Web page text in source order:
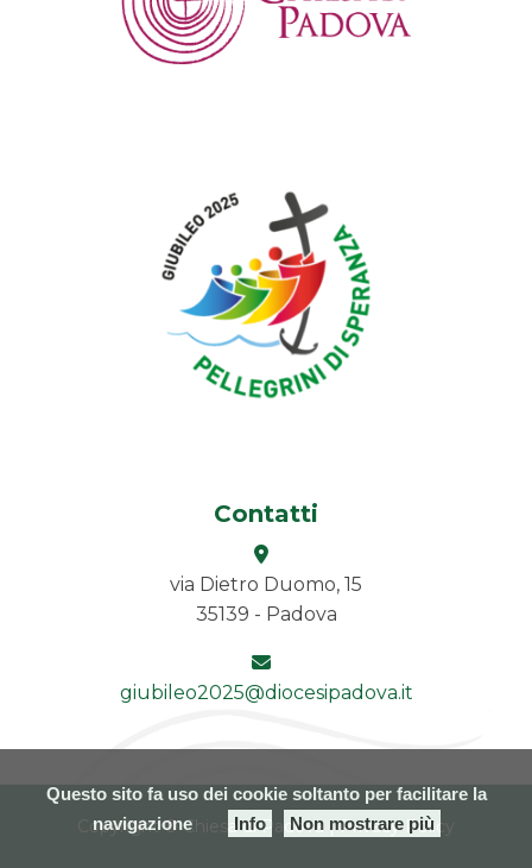
Questo sito fa uso dei cookie soltanto per facilitare la
navigazione
Info Non mostrare più
Contatti
via Dietro Duomo, 15
35139 - Padova
giubileo2025@diocesipadova.it
Copyright © Chiesa di Padova |Privacy Policy